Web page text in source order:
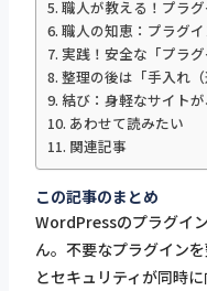
職人が教える！プラ
職人の知恵：プラグ
実践！安全な「プラ
整理の後は「手入れ
結び：身軽なサイト
あわせて読みたい
関連記事
この記事のまとめ
WordPressのプラグイ
ん。不要なプラグイン
とセキュリティが同時に